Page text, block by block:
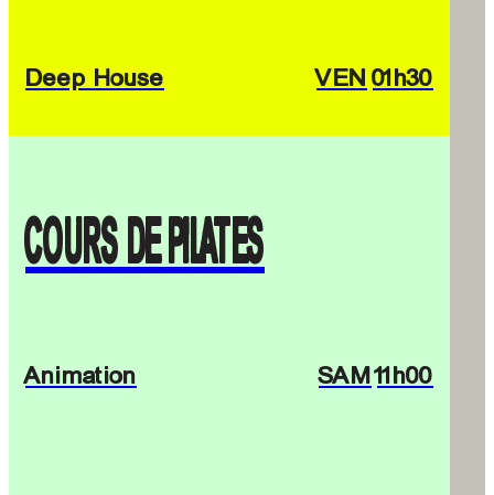
Deep House VEN 01h30
COURS DE PILATES
Animation SAM 11h00